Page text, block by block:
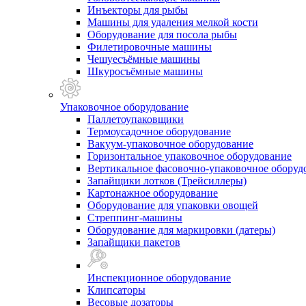
Инъекторы для рыбы
Машины для удаления мелкой кости
Оборудование для посола рыбы
Филетировочные машины
Чешуесъёмные машины
Шкуросъёмные машины
Упаковочное оборудование
Паллетоупаковщики
Термоусадочное оборудование
Вакуум-упаковочное оборудование
Горизонтальное упаковочное оборудование
Вертикальное фасовочно-упаковочное
Запайщики лотков (Трейсиллеры)
Картонажное оборудование
Оборудование для упаковки овощей
Стреппинг-машины
Оборудование для маркировки (датеры)
Запайщики пакетов
Инспекционное оборудование
Клипсаторы
Весовые дозаторы